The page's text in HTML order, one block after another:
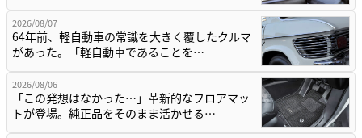
2026/08/07
64年前、軽自動車の常識を大きく覆したクルマ
があった。「軽自動車であることを…
2026/08/06
「この発想はなかった…」革新的なフロアマッ
トが登場。純正品をそのまま活かせる…